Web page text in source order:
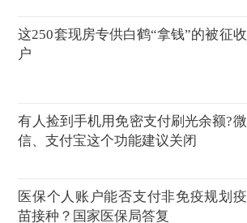
这250套现房专供白鹤“拿钱”的被征收
户
有人捡到手机用免密支付刷光余额?微
信、支付宝这个功能建议关闭
医保个人账户能否支付非免疫规划疫
苗接种？国家医保局答复